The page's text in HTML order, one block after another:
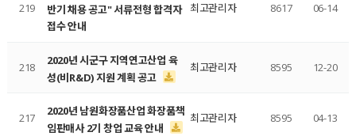
219
반기 채용 공고" 서류전형 합격자
접수 안내
최고관리자 8617 06-14
218
2020년 시군구 지역연고산업 육
성(비R&D) 지원 계획 공고
최고관리자 8595 12-20
217
2020년 남원화장품산업 화장품책
임판매사 2기 창업 교육 안내
최고관리자 8595 04-13